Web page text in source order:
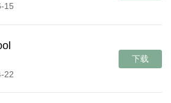
15
22
下载